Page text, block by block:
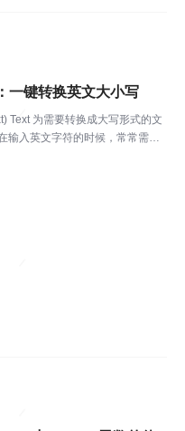
一键转换英文大小写
Text 为需要转换成大写形式的文
输入英文字符的时候，常常需要
以将单元格内的小写英文格式一